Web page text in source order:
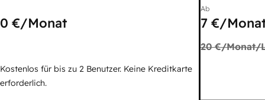
0 €/Monat
Kostenlos für bis zu 2 Benutzer. Keine Kreditkarte
erforderlich.
Ab
7 €/
20 €/Monat/